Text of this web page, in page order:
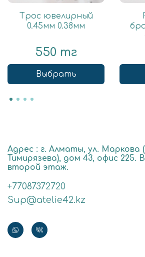
Трос ювелирный
0.45мм 0.38мм
550 тг
Выбрать
Адрес : г. Алматы, ул. Маркова
Тимирязева), дом 43, офис 225.
второй этаж.
+77087372720
Sup@atelie42.kz